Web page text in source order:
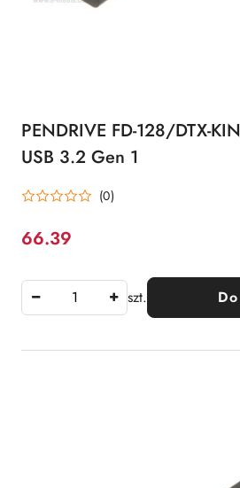
PENDRIVE FD-128/DTX-
USB 3.2 Gen 1
(0)
Cena:
66.39
szt.